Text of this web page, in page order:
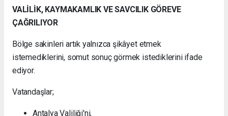
VALİLİK, KAYMAKAMLIK VE SAVCILIK GÖREVE
ÇAĞRILIYOR
Bölge sakinleri artık yalnızca şikâyet etmek
istemediklerini, somut sonuç görmek istediklerini ifade
ediyor.
Vatandaşlar;
Antalya Valiliği'ni,